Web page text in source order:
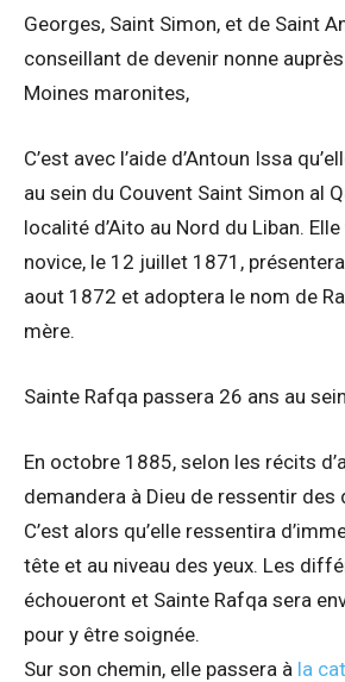
Georges, Saint Simon, et de Saint
conseillant de devenir nonne auprès
Moines maronites,
C’est avec l’aide d’Antoun Issa
au sein du Couvent Saint Simon al
localité d’Aito au Nord du Liban.
novice, le 12 juillet 1871,
aout 1872 et adoptera le nom de
mère.
Sainte Rafqa passera 26 ans au
En octobre 1885, selon les récits
demandera à Dieu de ressentir des
C’est alors qu’elle ressentira
tête et au niveau des yeux. Les
échoueront et Sainte Rafqa sera
pour y être soignée.
Sur son chemin, elle passera à la